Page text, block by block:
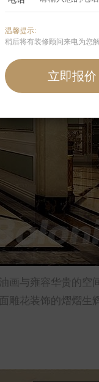
画与雍容华贵的空
雕花装饰的熠熠生
温馨提示:
稍后将有装修顾问来电为您